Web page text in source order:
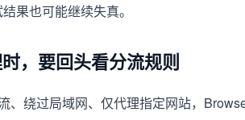
果也可能继续失真。
，要回头看分流规则
、绕过局域网、仅代理指定网站，